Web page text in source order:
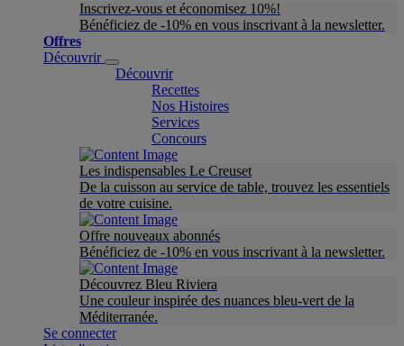
Inscrivez-vous et économisez 10%!
Bénéficiez de -10% en vous inscrivant à la newsletter.
Offres
Découvrir
Découvrir
Recettes
Nos Histoires
Services
Concours
Les indispensables Le Creuset
De la cuisson au service de table, trouvez les essentiels
de votre cuisine.
Offre nouveaux abonnés
Bénéficiez de -10% en vous inscrivant à la newsletter.
Découvrez Bleu Riviera
Une couleur inspirée des nuances bleu-vert de la
Méditerranée.
Se connecter